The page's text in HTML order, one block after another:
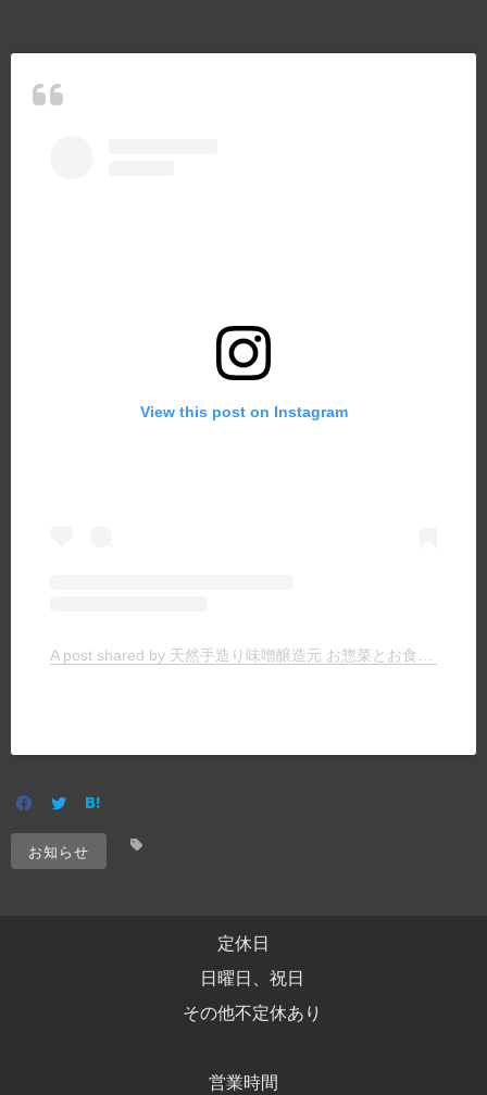
View this post on Instagram
お知らせ
定休日
日曜日、祝日
その他不定休あり
営業時間